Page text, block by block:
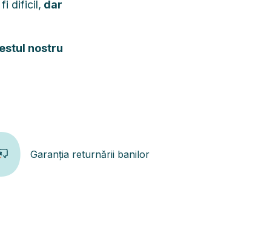
fi dificil, dar
nostru
Garanția returnării banilor